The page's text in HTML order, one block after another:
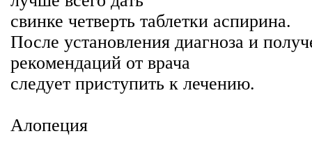
свинке четверть таблетки аспирина.
После установления диагноза и
рекомендаций от врача
следует приступить к лечению.
Алопеция